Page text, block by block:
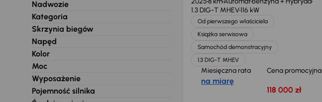
Nadwozie
Kategoria
Skrzynia biegów
Napęd
Kolor
Moc
Wyposażenie
Pojemność silnika
1.3 DIG-T MHEV116 kW
Od pierwszego właściciela
Książka serwisowa
Samochód demonstracyjny
1.3 DIG-T MHEV
Miesięczna rata
na miarę
Cena promocyjna
118 000 zł